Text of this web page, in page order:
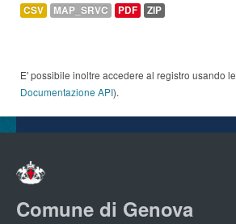
CSV MAP_SRVC PDF ZIP
E' possibile inoltre accedere al registro usando le
Documentazione API).
Comune di Genova